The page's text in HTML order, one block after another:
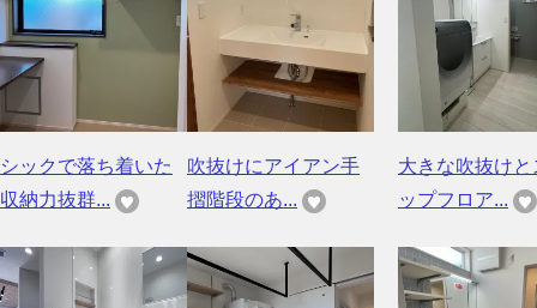
シックで落ち着いた
収納力抜群...
吹抜けにアイアン手
摺階段のあ...
大きな吹抜けと
ップフロア...